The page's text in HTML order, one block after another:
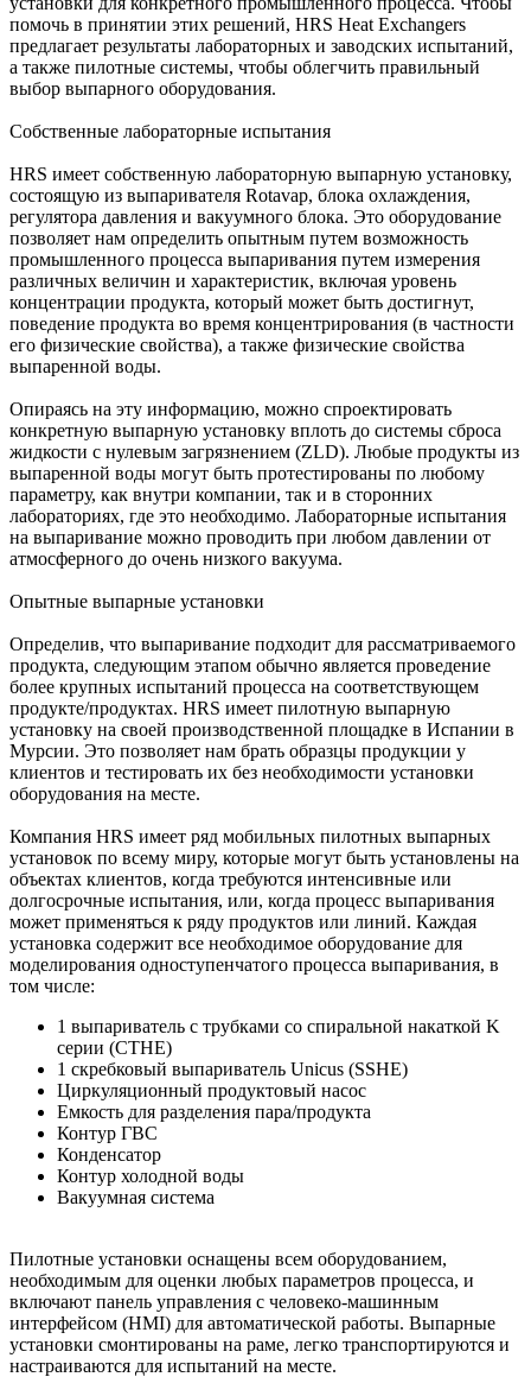
помочь в принятии этих решений, HRS Heat Exchangers
предлагает результаты лабораторных и заводских испытаний,
а также пилотные системы, чтобы облегчить правильный
выбор выпарного оборудования.
Собственные лабораторные испытания
HRS имеет собственную лабораторную выпарную установку,
состоящую из выпаривателя Rotavap, блока охлаждения,
регулятора давления и вакуумного блока. Это оборудование
позволяет нам определить опытным путем возможность
промышленного процесса выпаривания путем измерения
различных величин и характеристик, включая уровень
концентрации продукта, который может быть достигнут,
поведение продукта во время концентрирования (в частности
его физические свойства), а также физические свойства
выпаренной воды.
Опираясь на эту информацию, можно спроектировать
конкретную выпарную установку вплоть до системы сброса
жидкости с нулевым загрязнением (ZLD). Любые продукты из
выпаренной воды могут быть протестированы по любому
параметру, как внутри компании, так и в сторонних
лабораториях, где это необходимо. Лабораторные испытания
на выпаривание можно проводить при любом давлении от
атмосферного до очень низкого вакуума.
Опытные выпарные установки
Определив, что выпаривание подходит для рассматриваемого
продукта, следующим этапом обычно является проведение
более крупных испытаний процесса на соответствующем
продукте/продуктах. HRS имеет пилотную выпарную
установку на своей производственной площадке в Испании в
Мурсии. Это позволяет нам брать образцы продукции у
клиентов и тестировать их без необходимости установки
оборудования на месте.
Компания HRS имеет ряд мобильных пилотных выпарных
установок по всему миру, которые могут быть установлены на
объектах клиентов, когда требуются интенсивные или
долгосрочные испытания, или, когда процесс выпаривания
может применяться к ряду продуктов или линий. Каждая
установка содержит все необходимое оборудование для
моделирования одноступенчатого процесса выпаривания, в
том числе:
1 выпариватель с трубками со спиральной накаткой K
серии (CTHE)
1 скребковый выпариватель Unicus (SSHE)
Циркуляционный продуктовый насос
Емкость для разделения пара/продукта
Контур ГВС
Конденсатор
Контур холодной воды
Вакуумная система
Пилотные установки оснащены всем оборудованием,
необходимым для оценки любых параметров процесса, и
включают панель управления с человеко-машинным
интерфейсом (HMI) для автоматической работы. Выпарные
установки смонтированы на раме, легко транспортируются и
настраиваются для испытаний на месте.